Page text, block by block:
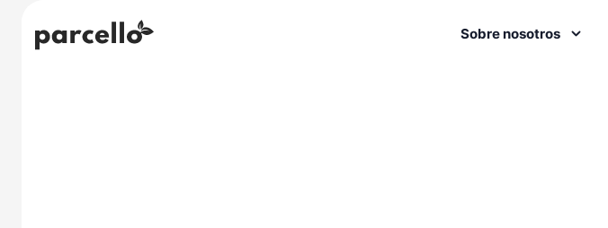
Sobre nosotros